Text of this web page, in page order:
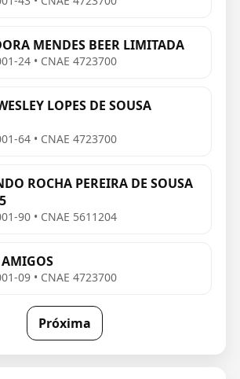
MENDES BEER LIMITADA
24 • CNAE 4723700
LOPES DE SOUSA
64 • CNAE 4723700
ROCHA PEREIRA DE SOUSA
90 • CNAE 5611204
AMIGOS
09 • CNAE 4723700
Próxima